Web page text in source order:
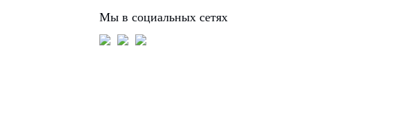
Мы в социальных сетях